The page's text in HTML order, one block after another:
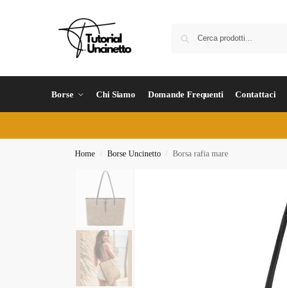
Borse Chi Siamo Domande Frequenti Contattaci
Home / Borse Uncinetto / Borsa rafia mare